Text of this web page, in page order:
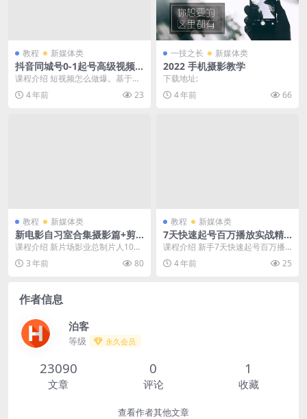
教程 新媒体类
抖音同城号0-1起号高级视频
课程
课程介绍 短视频怎么做爆。基于抖
音发展起来的同城号，用户通过抖
音来解决本地生活需...
4 年前 23
一技之长 新媒体类
2022 手机摄影教学
下载地址:
4 年前
66
教程 新媒体类
新电影自习室合集摄影篇+剪
辑篇高级视频教程
课程介绍 新片场影业总制片人10年
影视行业带队经历，始终活跃在行
业一线，先后负责...
3 年前 80
教程 新媒体类
7天快速起号百万播放实战精
品课高级视频教程
课程介绍 新手7天快速起号百万播
放实战精品课，价值798元。方法
+捷径，比自己埋...
4 年前 25
作者信息
泊客
等级 永久会员
23090
文章
0
评论
1
收藏
查看作者其他文章